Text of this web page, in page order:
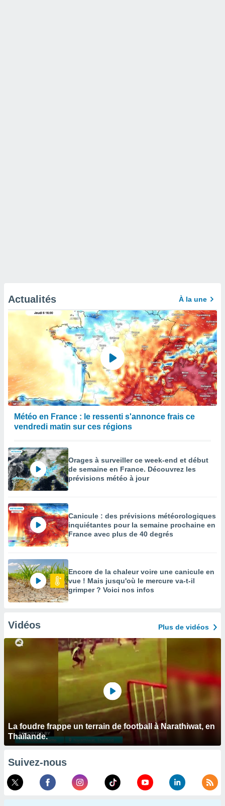
Actualités À la une
Météo en France : le ressenti s'annonce frais ce
vendredi matin sur ces régions
Orages à surveiller ce week-end et début
de semaine en France. Découvrez les
prévisions météo à jour
Canicule : des prévisions météorologiques
inquiétantes pour la semaine prochaine en
France avec plus de 40 degrés
Encore de la chaleur voire une canicule en
vue ! Mais jusqu'où le mercure va-t-il
grimper ? Voici nos infos
Vidéos Plus de vidéos
La foudre frappe un terrain de football à Narathiwat, en
Thaïlande.
Suivez-nous